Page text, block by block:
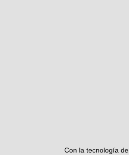
Con la tecnología de